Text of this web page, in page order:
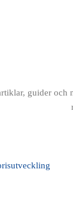
guider och